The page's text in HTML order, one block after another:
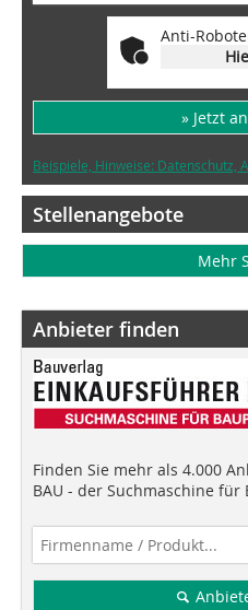
Anti-
» Jetzt
Beispiele, Hinweise: Datenschutz,
Stellenangebote
Mehr
Anbieter finden
Finden Sie mehr als 4.000
BAU - der Suchmaschine für